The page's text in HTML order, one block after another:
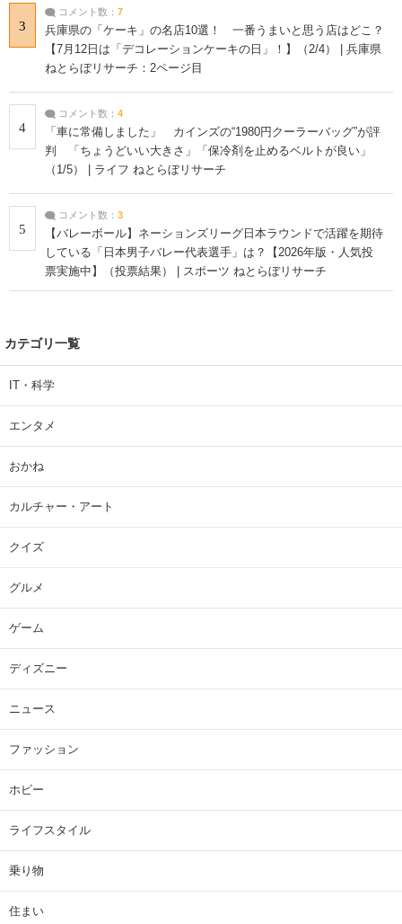
3
コメント数： 7
兵庫県の「ケーキ」の名店10選！ 一番うまいと思う店はどこ？
【7月12日は「デコレーションケーキの日」！】（2/4） | 兵庫県
ねとらぼリサーチ：2ページ目
4
コメント数： 4
「車に常備しました」 カインズの“1980円クーラーバッグ”が評
判 「ちょうどいい大きさ」「保冷剤を止めるベルトが良い」
（1/5） | ライフ ねとらぼリサーチ
5
コメント数： 3
【バレーボール】ネーションズリーグ日本ラウンドで活躍を期待
している「日本男子バレー代表選手」は？【2026年版・人気投
票実施中】（投票結果） | スポーツ ねとらぼリサーチ
カテゴリ一覧
IT・科学
エンタメ
おかね
カルチャー・アート
クイズ
グルメ
ゲーム
ディズニー
ニュース
ファッション
ホビー
ライフスタイル
乗り物
住まい